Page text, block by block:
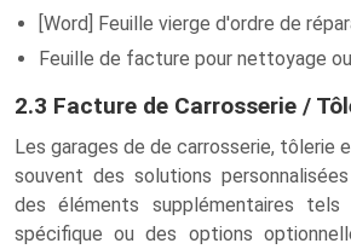
[Word] Feuille vierge d'ordre de
Feuille de facture pour nettoyage
2.3 Facture de Carrosserie /
Les garages de de carrosserie, tôlerie
souvent des solutions
des éléments supplémentaires
spécifique ou des options